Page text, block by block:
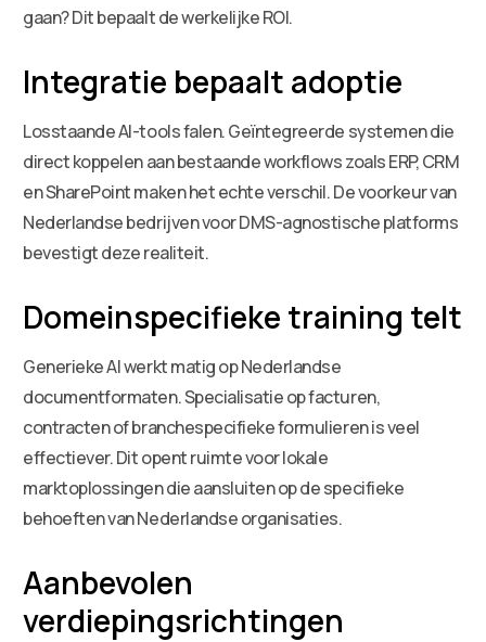
gaan? Dit bepaalt de werkelijke ROI.
Integratie bepaalt adoptie
Losstaande AI-tools falen. Geïntegreerde systemen die
direct koppelen aan bestaande workflows zoals ERP, CRM
en SharePoint maken het echte verschil. De voorkeur van
Nederlandse bedrijven voor DMS-agnostische platforms
bevestigt deze realiteit.
Domeinspecifieke training telt
Generieke AI werkt matig op Nederlandse
documentformaten. Specialisatie op facturen,
contracten of branchespecifieke formulieren is veel
effectiever. Dit opent ruimte voor lokale
marktoplossingen die aansluiten op de specifieke
behoeften van Nederlandse organisaties.
Aanbevolen
verdiepingsrichtingen